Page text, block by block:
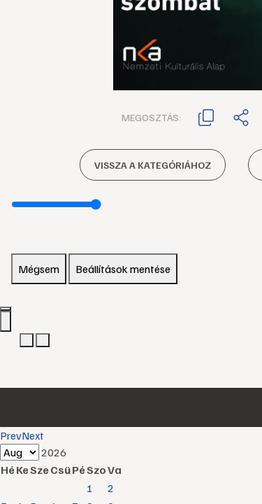
MEGOSZTÁS:
VISSZA A KATEGÓRIÁHOZ
Mégsem Beállítások mentése
PrevNext
2026
HéKeSzeCsüPéSzoVa
1
2